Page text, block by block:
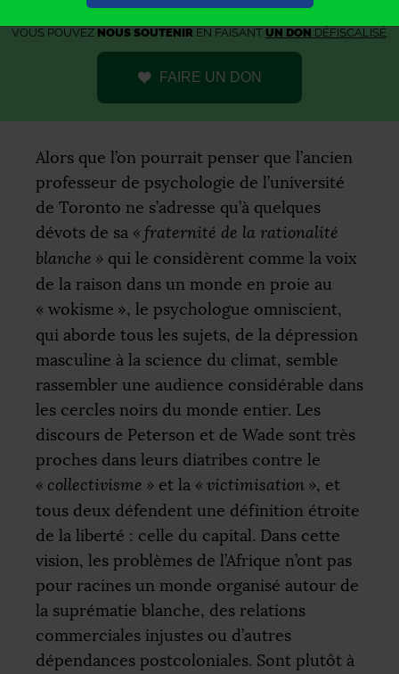
VOUS POUVEZ NOUS SOUTENIR EN FAISANT UN DON DÉFISCALISÉ
FAIRE UN DON
Alors que l’on pourrait penser que l’ancien
professeur de psychologie de l’université
de Toronto ne s’adresse qu’à quelques
dévots de sa « fraternité de la rationalité
blanche » qui le considèrent comme la voix
de la raison dans un monde en proie au
« wokisme », le psychologue omniscient,
qui aborde tous les sujets, de la dépression
masculine à la science du climat, semble
rassembler une audience considérable dans
les cercles noirs du monde entier. Les
discours de Peterson et de Wade sont très
proches dans leurs diatribes contre le
« collectivisme » et la « victimisation », et
tous deux défendent une définition étroite
de la liberté : celle du capital. Dans cette
vision, les problèmes de l’Afrique n’ont pas
pour racines un monde organisé autour de
la suprématie blanche, des relations
commerciales injustes ou d’autres
dépendances postcoloniales. Sont plutôt à